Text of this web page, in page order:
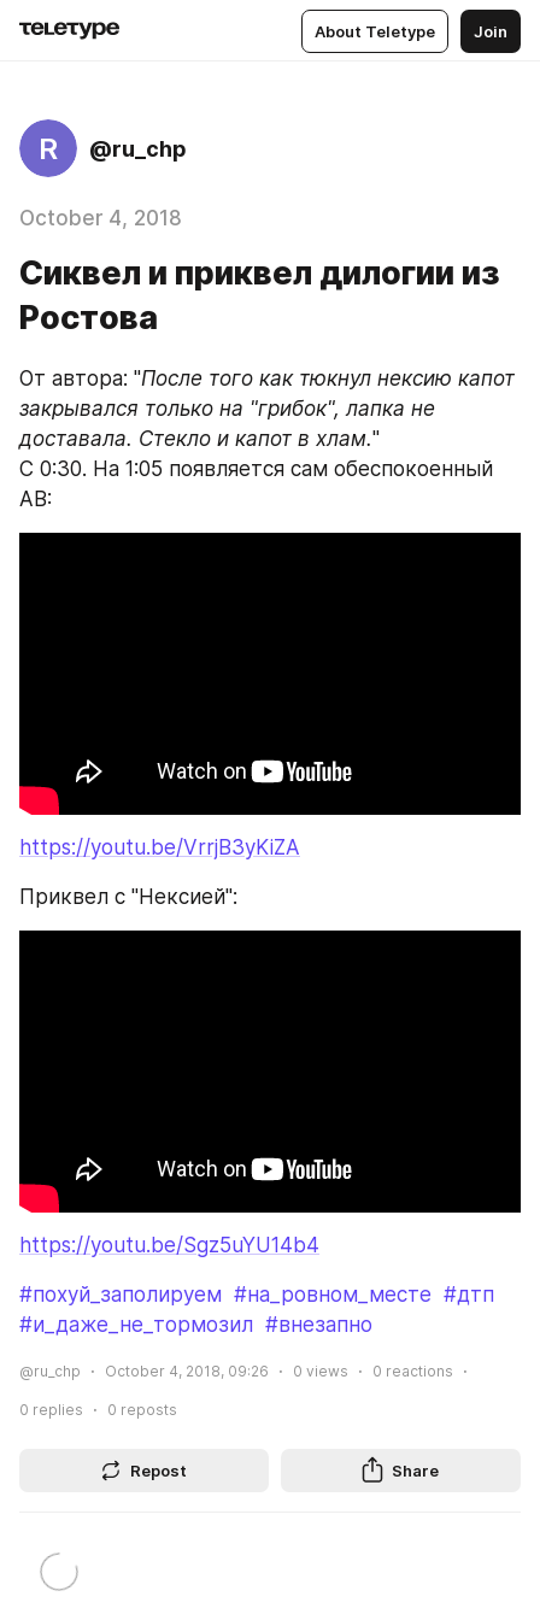
About Teletype Join
R @ru_chp
October 4, 2018
Сиквел и приквел дилогии из
Ростова
От автора: "После того как тюкнул нексию капот
закрывался только на "грибок", лапка не
доставала. Стекло и капот в хлам."
С 0:30. На 1:05 появляется сам обеспокоенный
АВ:
https://youtu.be/VrrjB3yKiZA
Приквел с "Нексией":
https://youtu.be/Sgz5uYU14b4
#похуй_заполируем #на_ровном_месте #дтп
#и_даже_не_тормозил #внезапно
@ru_chp October 4, 2018, 09:26 0 views 0 reactions
0 replies 0 reposts
Repost Share